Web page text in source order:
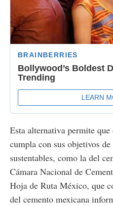
Esta alternativa permite
cumpla con sus objetivos
sustentables, como la del
Cámara Nacional de
Hoja de Ruta México, que
del cemento mexicana